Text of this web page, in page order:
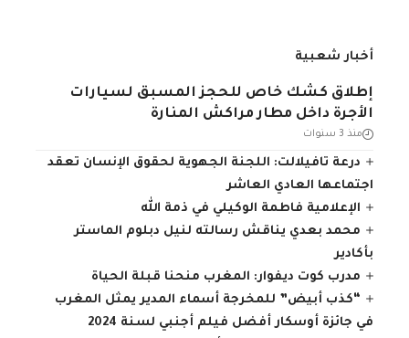
أخبار شعبية
إطلاق كشك خاص للحجز المسبق لسيارات
الأجرة داخل مطار مراكش المنارة
منذ 3 سنوات
درعة تافيلالت: اللجنة الجهوية لحقوق الإنسان تعقد
اجتماعها العادي العاشر
الإعلامية فاطمة الوكيلي في ذمة الله
محمد بعدي يناقش رسالته لنيل دبلوم الماستر
بأكادير
مدرب كوت ديفوار: المغرب منحنا قبلة الحياة
“كذب أبيض” للمخرجة أسماء المدير يمثل المغرب
في جائزة أوسكار أفضل فيلم أجنبي لسنة 2024